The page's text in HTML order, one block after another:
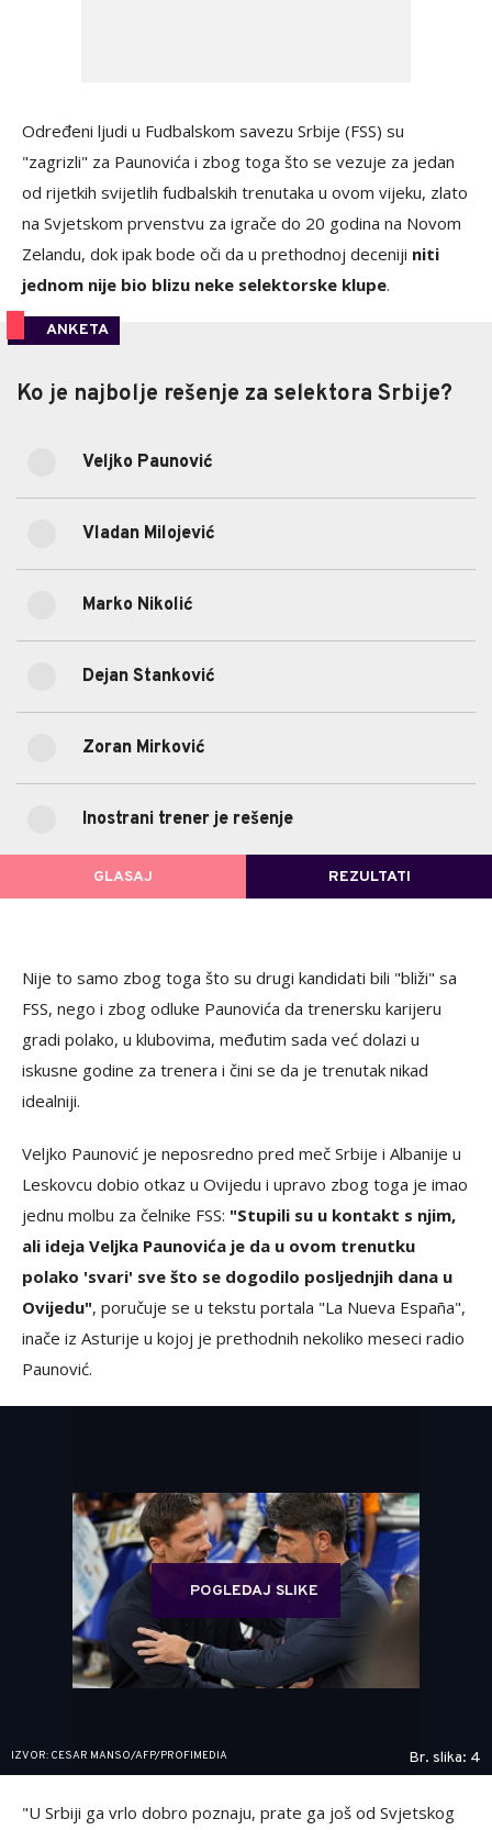
Određeni ljudi u Fudbalskom savezu Srbije (FSS) su
"zagrizli" za Paunovića i zbog toga što se vezuje za jedan
od rijetkih svijetlih fudbalskih trenutaka u ovom vijeku, zlato
na Svjetskom prvenstvu za igrače do 20 godina na Novom
Zelandu, dok ipak bode oči da u prethodnoj deceniji niti
jednom nije bio blizu neke selektorske klupe.
ANKETA
(323)
Dejan Stanković
Zoran Mirković
Inostrani trener je rešenje
POVRATAK NA GLASANJE
Ko je najbolje rešenje za selektora Srbije?
Veljko Paunović
Vladan Milojević
Marko Nikolić
Dejan Stanković
Zoran Mirković
Inostrani trener je rešenje
GLASAJ REZULTATI
Nije to samo zbog toga što su drugi kandidati bili "bliži" sa
FSS, nego i zbog odluke Paunovića da trenersku karijeru
gradi polako, u klubovima, međutim sada već dolazi u
iskusne godine za trenera i čini se da je trenutak nikad
idealniji.
Veljko Paunović je neposredno pred meč Srbije i Albanije u
Leskovcu dobio otkaz u Ovijedu i upravo zbog toga je imao
jednu molbu za čelnike FSS: "Stupili su u kontakt s njim,
ali ideja Veljka Paunovića je da u ovom trenutku
polako 'svari' sve što se dogodilo posljednjih dana u
Ovijedu", poručuje se u tekstu portala "La Nueva España",
inače iz Asturije u kojoj je prethodnih nekoliko meseci radio
Paunović.
POGLEDAJ SLIKE
IZVOR: CESAR MANSO/AFP/PROFIMEDIA Br. slika: 4
"U Srbiji ga vrlo dobro poznaju, prate ga još od Svjetskog